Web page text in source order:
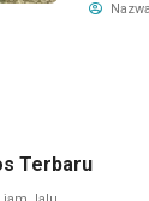
Nazwa
Terbaru